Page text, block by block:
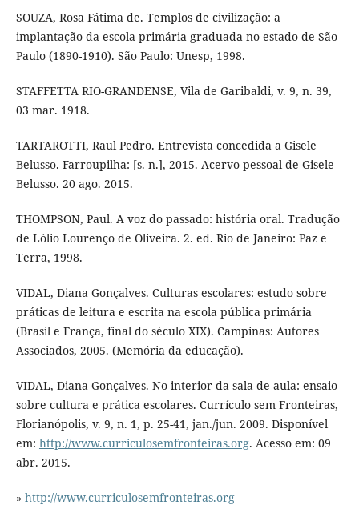
SOUZA, Rosa Fátima de. Templos de civilização: a
implantação da escola primária graduada no estado de São
Paulo (1890-1910). São Paulo: Unesp, 1998.
STAFFETTA RIO-GRANDENSE, Vila de Garibaldi, v. 9, n. 39,
03 mar. 1918.
TARTAROTTI, Raul Pedro. Entrevista concedida a Gisele
Belusso. Farroupilha: [s. n.], 2015. Acervo pessoal de Gisele
Belusso. 20 ago. 2015.
THOMPSON, Paul. A voz do passado: história oral. Tradução
de Lólio Lourenço de Oliveira. 2. ed. Rio de Janeiro: Paz e
Terra, 1998.
VIDAL, Diana Gonçalves. Culturas escolares: estudo sobre
práticas de leitura e escrita na escola pública primária
(Brasil e França, final do século XIX). Campinas: Autores
Associados, 2005. (Memória da educação).
VIDAL, Diana Gonçalves. No interior da sala de aula: ensaio
sobre cultura e prática escolares. Currículo sem Fronteiras,
Florianópolis, v. 9, n. 1, p. 25-41, jan./jun. 2009. Disponível
em: http://www.curriculosemfronteiras.org. Acesso em: 09
abr. 2015.
» http://www.curriculosemfronteiras.org